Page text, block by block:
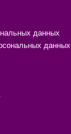
данных
данных